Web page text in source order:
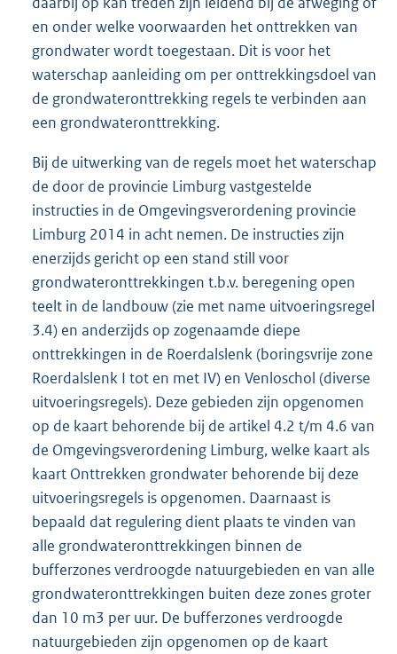
en onder welke voorwaarden het onttrekken van
grondwater wordt toegestaan. Dit is voor het
waterschap aanleiding om per onttrekkingsdoel van
de grondwateronttrekking regels te verbinden aan
een grondwateronttrekking.
Bij de uitwerking van de regels moet het waterschap
de door de provincie Limburg vastgestelde
instructies in de Omgevingsverordening provincie
Limburg 2014 in acht nemen. De instructies zijn
enerzijds gericht op een stand still voor
grondwateronttrekkingen t.b.v. beregening open
teelt in de landbouw (zie met name uitvoeringsregel
3.4) en anderzijds op zogenaamde diepe
onttrekkingen in de Roerdalslenk (boringsvrije zone
Roerdalslenk I tot en met IV) en Venloschol (diverse
uitvoeringsregels). Deze gebieden zijn opgenomen
op de kaart behorende bij de artikel 4.2 t/m 4.6 van
de Omgevingsverordening Limburg, welke kaart als
kaart Onttrekken grondwater behorende bij deze
uitvoeringsregels is opgenomen. Daarnaast is
bepaald dat regulering dient plaats te vinden van
alle grondwateronttrekkingen binnen de
bufferzones verdroogde natuurgebieden en van alle
grondwateronttrekkingen buiten deze zones groter
dan 10 m3 per uur. De bufferzones verdroogde
natuurgebieden zijn opgenomen op de kaart